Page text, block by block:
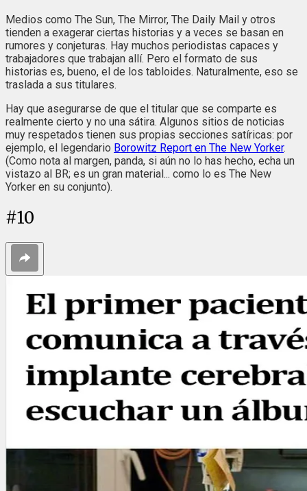
Medios como The Sun, The Mirror, The Daily Mail y otros
tienden a exagerar ciertas historias y a veces se basan en
rumores y conjeturas. Hay muchos periodistas capaces y
trabajadores que trabajan allí. Pero el formato de sus
historias es, bueno, el de los tabloides. Naturalmente, eso se
traslada a sus titulares.
Hay que asegurarse de que el titular que se comparte es
realmente cierto y no una sátira. Algunos sitios de noticias
muy respetados tienen sus propias secciones satíricas: por
ejemplo, el legendario Borowitz Report en The New Yorker.
(Como nota al margen, panda, si aún no lo has hecho, echa un
vistazo al BR; es un gran material... como lo es The New
Yorker en su conjunto).
#10